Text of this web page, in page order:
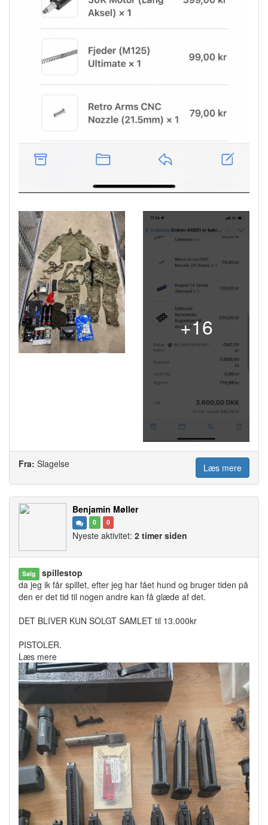
+16
Fra: Slagelse Læs mere
Benjamin Møller
0 0
Nyeste aktivitet: 2 timer siden
Salg
spillestop
da jeg ik får spillet, efter jeg har fået hund og bruger tiden på
den er det tid til nogen andre kan få glæde af det.
DET BLIVER KUN SOLGT SAMLET til 13.000kr
PISTOLER.
Læs mere